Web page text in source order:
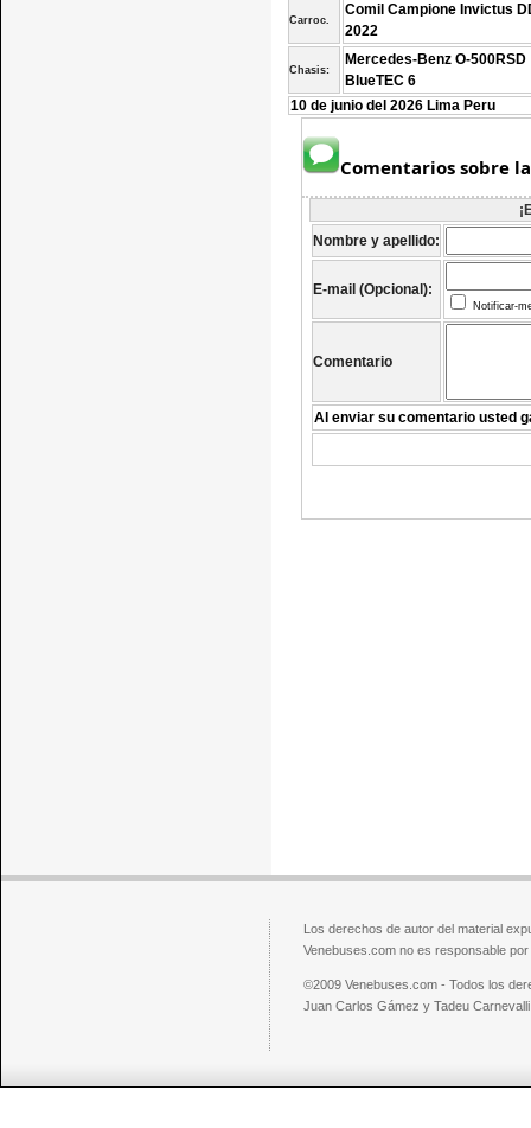
Carroc.
Comil Campione Invictus
2022
Chasis:
Mercedes-Benz O-500RSD
BlueTEC 6
10 de junio del 2026 Lima Peru
Comentarios sobre
Nombre y apellido:
E-mail (Opcional):
Notificar-
Comentario
Al enviar su comentario usted
Los derechos de autor del material
Venebuses.com no es responsable
©2009 Venebuses.com - Todos los
Juan Carlos Gámez y Tadeu Carnevalli